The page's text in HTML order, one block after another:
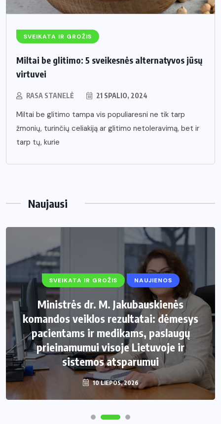
SVEIKATA IR GROŽIS
Miltai be glitimo: 5 sveikesnės alternatyvos jūsų
virtuvei
RASA STANELĖ 21 SPALIO, 2024
Miltai be glitimo tampa vis populiaresni ne tik tarp
žmonių, turinčių celiakiją ar glitimo netoleravimą, bet ir
tarp tų, kurie
Naujausi
SVEIKATA IR GROŽIS NAUJIENOS
Ministrės dr. M. Jakubauskienės
komandos veiklos rezultatai: dėmesys
pacientams ir medikams, paslaugų
prieinamumui visoje Lietuvoje ir
sistemos atsparumui
10 LIEPOS, 2026